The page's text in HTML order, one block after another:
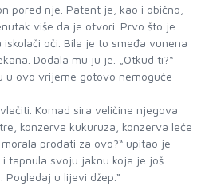
pored nje. Patent je, kao i obično,
više da je otvori. Prvo što je
oči. Bila je to smeđa vunena
Dodala mu ju je. „Otkud ti?“
u ovo vrijeme gotovo nemoguće
Komad sira veličine njegova
konzerva kukuruza, konzerva leće
prodati za ovo?“ upitao je
tapnula svoju jaknu koja je još
Pogledaj u lijevi džep.“